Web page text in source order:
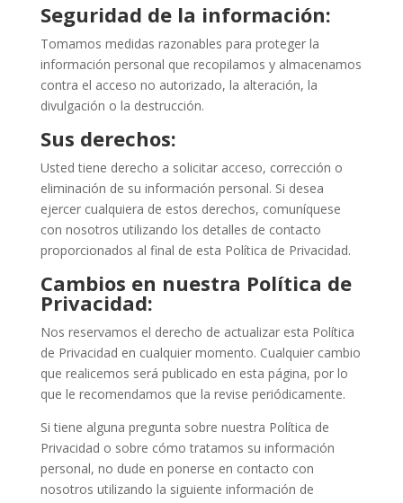
Seguridad de la información:
Tomamos medidas razonables para proteger la
información personal que recopilamos y almacenamos
contra el acceso no autorizado, la alteración, la
divulgación o la destrucción.
Sus derechos:
Usted tiene derecho a solicitar acceso, corrección o
eliminación de su información personal. Si desea
ejercer cualquiera de estos derechos, comuníquese
con nosotros utilizando los detalles de contacto
proporcionados al final de esta Política de Privacidad.
Cambios en nuestra Política de
Privacidad:
Nos reservamos el derecho de actualizar esta Política
de Privacidad en cualquier momento. Cualquier cambio
que realicemos será publicado en esta página, por lo
que le recomendamos que la revise periódicamente.
Si tiene alguna pregunta sobre nuestra Política de
Privacidad o sobre cómo tratamos su información
personal, no dude en ponerse en contacto con
nosotros utilizando la siguiente información de